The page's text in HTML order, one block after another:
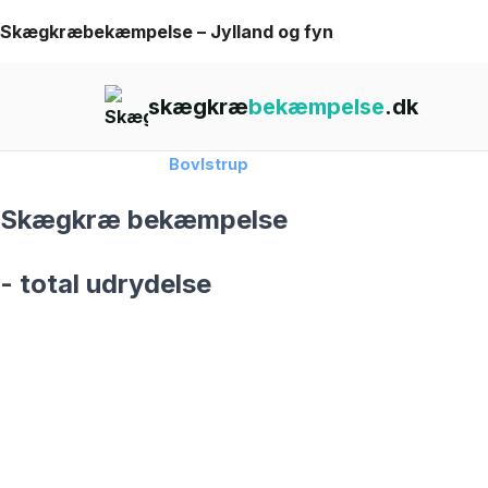
Skip
Skægkræbekæmpelse – Jylland og fyn
skægkræbekæmpelse.dk
Bovlstrup
Skægkræ bekæmpelse
- total udrydelse